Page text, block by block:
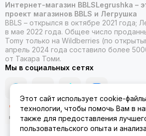
Интернет-магазин BBLSLegrushka –
проект магазинов BBLS и Легрушка
BBLS – открылся в октябре 2021 года;
в мае 2022 года. Общее число
Tomy только на Wildberries (по
апрель 2024 года составило более
от Такара Томи.
Мы в социальных сетях
Этот сайт использует cookie-
технологии, чтобы помочь Вам в
также для предоставления
пользовательского опыта и